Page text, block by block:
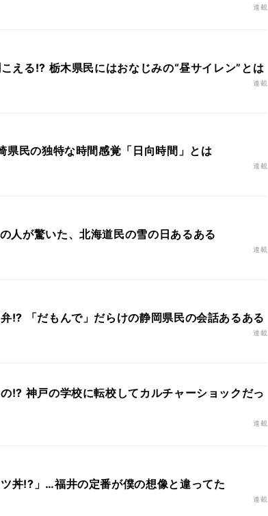
連載
こえる!? 栃木県民にはおなじみの“昼サイレン”とは
連載
民の独特な時間感覚「日向時間」とは
連載
人が驚いた、北海道民の雪の日あるある
連載
弁!? 「だもんで」だらけの静岡県民の会話あるある
連載
の!? 神戸の学校に転校してカルチャーショックだっ
連載
ツ丼!?」…福井の定番が僕の想像と違ってた
連載